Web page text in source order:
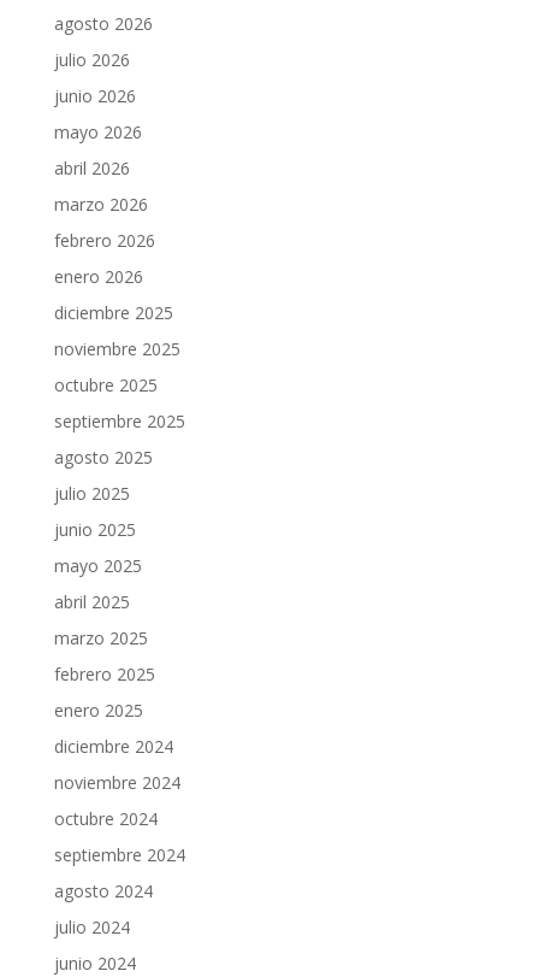
agosto 2026
julio 2026
junio 2026
mayo 2026
abril 2026
marzo 2026
febrero 2026
enero 2026
diciembre 2025
noviembre 2025
octubre 2025
septiembre 2025
agosto 2025
julio 2025
junio 2025
mayo 2025
abril 2025
marzo 2025
febrero 2025
enero 2025
diciembre 2024
noviembre 2024
octubre 2024
septiembre 2024
agosto 2024
julio 2024
junio 2024